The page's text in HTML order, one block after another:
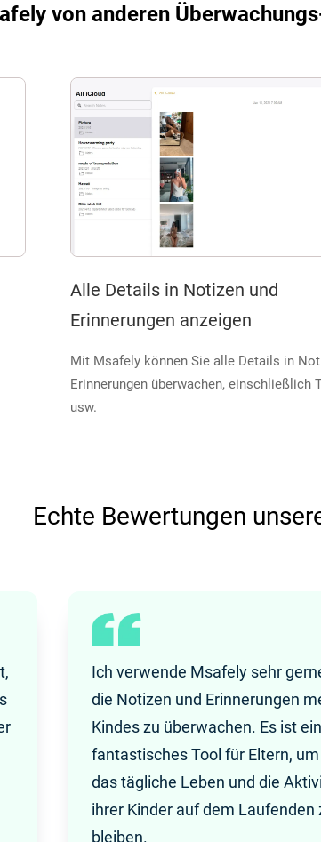
von anderen
Alle Details in Notizen und
Erinnerungen anzeigen
Mit Msafely können Sie alle Details in
Erinnerungen überwachen, einschließlich
usw.
Echte Bewertungen
Ich verwende Msafely sehr
die Notizen und Erinnerungen
Kindes zu überwachen. Es ist ein
fantastisches Tool für Eltern,
das tägliche Leben und die
ihrer Kinder auf dem Laufenden
bleiben.